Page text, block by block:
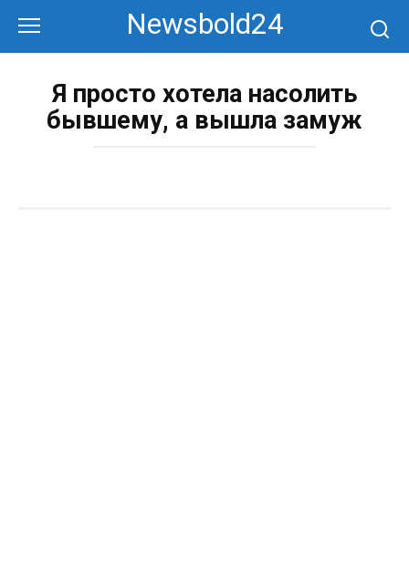
контенту
Newsbold24
Я просто хотела насолить
бывшему, а вышла замуж